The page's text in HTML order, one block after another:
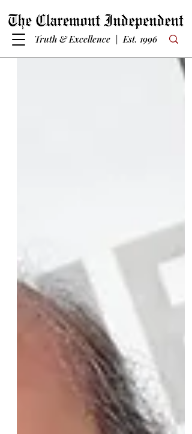
Truth & Excellence | Est. 1996